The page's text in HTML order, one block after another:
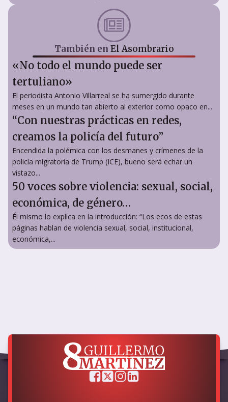
También en El Asombrario
«No todo el mundo puede ser
tertuliano»
El periodista Antonio Villarreal se ha sumergido durante
meses en un mundo tan abierto al exterior como opaco en...
“Con nuestras prácticas en redes,
creamos la policía del futuro”
Encendida la polémica con los desmanes y crímenes de la
policía migratoria de Trump (ICE), bueno será echar un
vistazo...
50 voces sobre violencia: sexual, social,
económica, de género…
Él mismo lo explica en la introducción: “Los ecos de estas
páginas hablan de violencia sexual, social, institucional,
económica,...